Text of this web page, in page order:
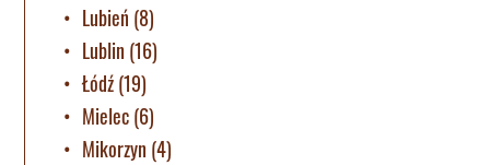
Lubień (8)
Lublin (16)
Łódź(19)
Mielec(6)
Mikorzyn (4)